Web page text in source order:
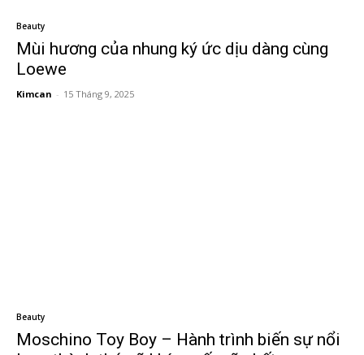
Beauty
Mùi hương của nhung ký ức dịu dàng cùng
Loewe
Kimcan - 15 Tháng 9, 2025
Beauty
Moschino Toy Boy – Hành trình biến sự nổi